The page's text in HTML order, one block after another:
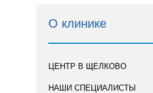
О клинике
ЦЕНТР В ЩЕЛКОВО
НАШИ СПЕЦИАЛИСТЫ